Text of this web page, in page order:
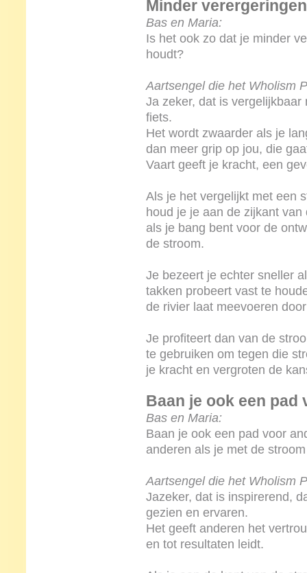
Minder verergeringen
Bas en Maria:
Is het ook zo dat je minder
houdt?
Aartsengel die het Wholism
Ja zeker, dat is
fiets.
Het wordt zwaarder als je
dan meer grip op jou, die
Vaart geeft je kracht, een
Als je het vergelijkt met een
houd je je aan de zijkant
als je bang bent voor de
de stroom.
Je bezeert je echter sneller
takken probeert vast te
de rivier laat meevoeren
Je profiteert dan van de
te gebruiken om tegen die
je kracht en vergroten de
Baan je ook een pad
Bas en Maria:
Baan je ook een pad voor
anderen als je met de
Aartsengel die het Wholism
Jazeker, dat is inspirerend,
gezien en ervaren.
Het geeft anderen het
en tot resultaten leidt.